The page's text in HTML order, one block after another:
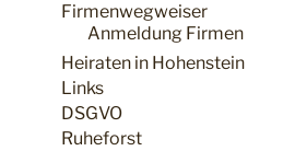
Firmenwegweiser
Anmeldung Firmen
Heiraten in Hohenstein
Links
DSGVO
Ruheforst